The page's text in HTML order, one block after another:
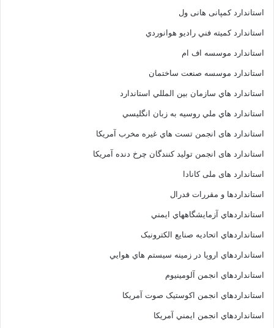
استاندارد کمپانی هانی ول
استاندارد کميته فني راديو هوانوردي
استاندارد موسسه اف ام
استاندارد موسسه صنعت ساختمان
استاندارد هاي سازمان بين المللي استاندارد
استاندارد هاي ملي روسيه به زبان انگليسي
استاندارد های انجمن تست هاي غيره مخرب آمريکا
استاندارد های انجمن توليد کنندگان چرخ دنده آمريکا
استاندارد های ملی کانادا
استانداردها و مقررات فدرال
استانداردهاي آزمايشگاههاي ايمني
استانداردهاي اتحاديه صنايع الکترونبک
استانداردهاي اروپا در زمينه سيستم هاي هوايي
استانداردهاي انجمن آلومينيوم
استانداردهاي انجمن اکوستيک صوت آمريکا
استانداردهاي انجمن ايمني آمريکا